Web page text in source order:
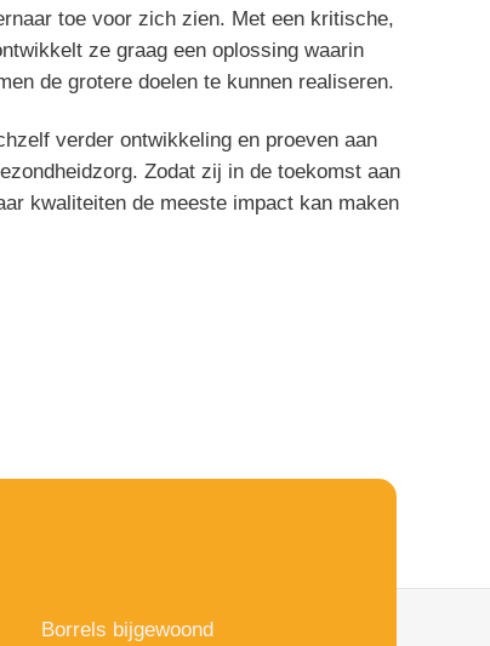
toe voor zich zien. Met een kritische,
ze graag een oplossing waarin
de grotere doelen te kunnen realiseren.
verder ontwikkeling en proeven aan
Zodat zij in de toekomst aan
kwaliteiten de meeste impact kan maken
Borrels bijgewoond